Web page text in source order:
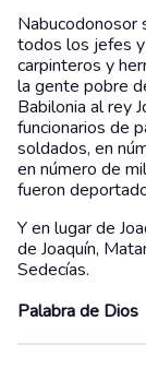
Nabucodonosor
todos los jefes
carpinteros y
la gente pobre
Babilonia al rey
funcionarios de
soldados, en
en número de
fueron
Y en lugar de
de Joaquín,
Sedecías.
Palabra de Dios